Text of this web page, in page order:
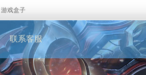
游戏盒子
联系客服